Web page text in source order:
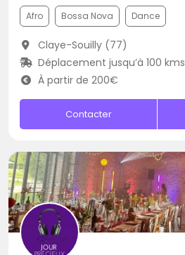
Afro Bossa Nova Dance
Claye-Souilly (77)
Déplacement jusqu’à 100 kms
À partir de 200€
Contacter